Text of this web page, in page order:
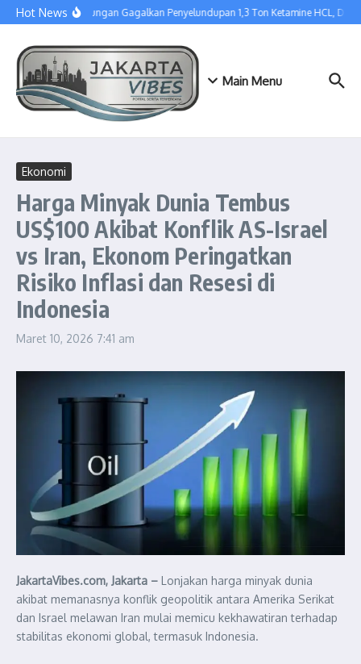
Lewati ke konten
Hot NewsTim Gabungan Gagalkan Penyelundupan 1,3 Ton Ketamine HCL,
Main Menu
Ekonomi
Harga Minyak Dunia Tembus
US$100 Akibat Konflik AS-Israel
vs Iran, Ekonom Peringatkan
Risiko Inflasi dan Resesi di
Indonesia
Maret 10, 2026 7:41 am
JakartaVibes.com, Jakarta – Lonjakan harga minyak dunia
akibat memanasnya konflik geopolitik antara Amerika Serikat
dan Israel melawan Iran mulai memicu kekhawatiran terhadap
stabilitas ekonomi global, termasuk Indonesia.